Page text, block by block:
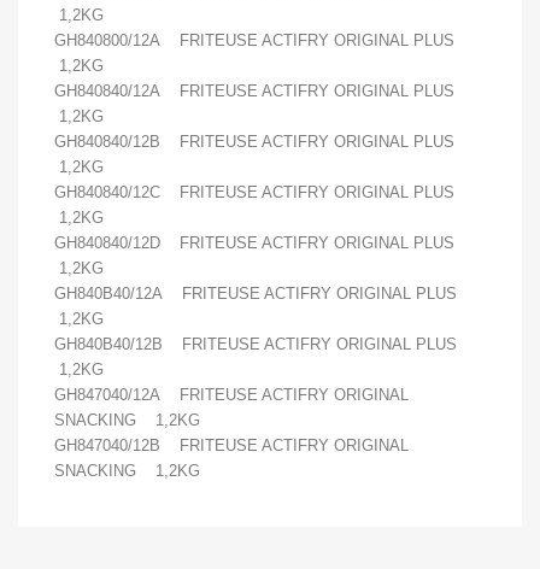
1,2KG
GH840800/12A FRITEUSE ACTIFRY ORIGINAL PLUS
1,2KG
GH840840/12A FRITEUSE ACTIFRY ORIGINAL PLUS
1,2KG
GH840840/12B FRITEUSE ACTIFRY ORIGINAL PLUS
1,2KG
GH840840/12C FRITEUSE ACTIFRY ORIGINAL PLUS
1,2KG
GH840840/12D FRITEUSE ACTIFRY ORIGINAL PLUS
1,2KG
GH840B40/12A FRITEUSE ACTIFRY ORIGINAL PLUS
1,2KG
GH840B40/12B FRITEUSE ACTIFRY ORIGINAL PLUS
1,2KG
GH847040/12A FRITEUSE ACTIFRY ORIGINAL
SNACKING 1,2KG
GH847040/12B FRITEUSE ACTIFRY ORIGINAL
SNACKING 1,2KG